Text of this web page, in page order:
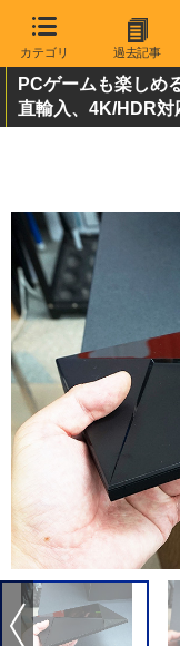
カテゴリ 過去記事
PCゲームも楽しめ
直輸入、4K/HDR対